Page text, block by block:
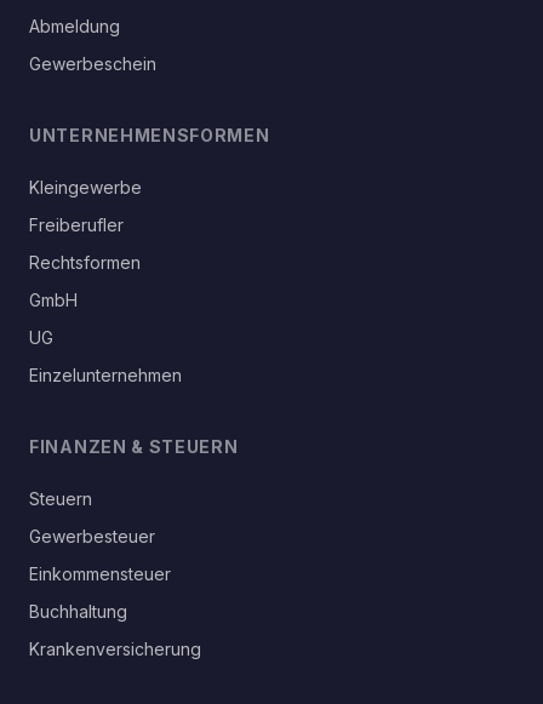
Abmeldung
Gewerbeschein
UNTERNEHMENSFORMEN
Kleingewerbe
Freiberufler
Rechtsformen
GmbH
UG
Einzelunternehmen
FINANZEN & STEUERN
Steuern
Gewerbesteuer
Einkommensteuer
Buchhaltung
Krankenversicherung